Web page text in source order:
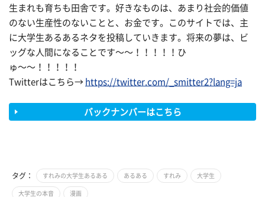
生まれも育ちも田舎です。好きなものは、あまり社会的価値
のない生産性のないことと、お金です。このサイトでは、主
に大学生あるあるネタを投稿していきます。将来の夢は、ビ
ッグな人間になることです〜〜！！！！！ひ
ゅ〜〜！！！！！
Twitterはこちら→ https://twitter.com/_smitter2?lang=ja
バックナンバーはこちら
タグ： すれみの大学生あるある あるある すれみ 大学生
大学生の本音 漫画